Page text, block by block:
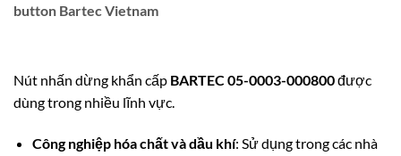
button Bartec Vietnam
Nút nhấn dừng khẩn cấp BARTEC 05-0003-000800được
dùng trong nhiều lĩnh vực.
Công nghiệp hóa chất và dầu khí: Sử dụng trong các nhà